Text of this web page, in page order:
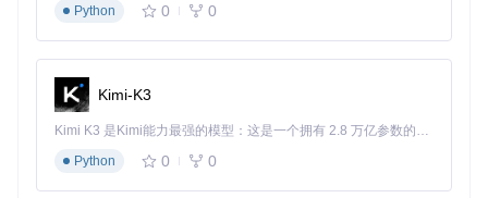
Python
0 0
Kimi-K3
Kimi K3 是Kimi能力最强的模型：这是一个拥有 2.8 万亿参数的混合专家（MoE）模型，具备原生视觉理解能力，并支持 100 万 token 的上下文窗口。
Python
0 0